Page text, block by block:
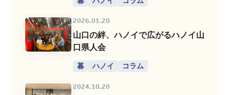
2026.01.20
山口の絆、ハノイで広がるハノイ山
口県人会
暮 ハノイ コラム
2024.10.20